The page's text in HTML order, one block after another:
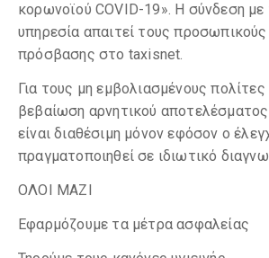
κορωνοϊού COVID-19». Η σύνδεση με
υπηρεσία απαιτεί τους
πρόσβασης στο taxisnet.
Για τους μη εμβολιασμένους
βεβαίωση αρνητικού
είναι διαθέσιμη μόνον εφόσον ο
πραγματοποιηθεί σε ιδιωτικό
ΟΛΟΙ ΜΑΖΙ
Εφαρμόζουμε τα μέτρα ασφαλείας